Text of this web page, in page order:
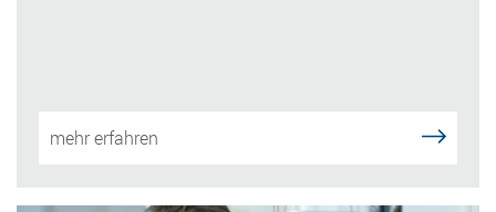
mehr erfahren